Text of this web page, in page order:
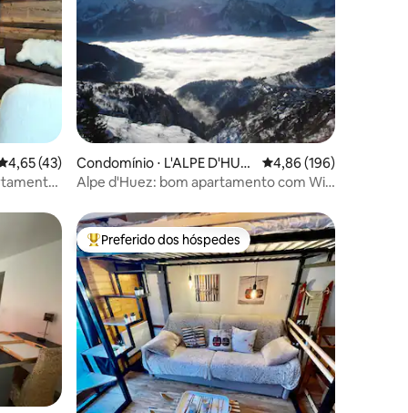
de uma avaliação média de 5, 43 avaliações
4,65 (43)
Condomínio ⋅ L'ALPE D'HUE
Z
4,86 de uma avaliação
4,86 (196)
Alpe d'Huez: bom apartamento com Wi-
hóspedes Entre os melhores preferidos dos hóspedes
Preferido dos hóspedes